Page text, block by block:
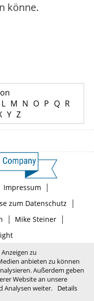
könne.
L M N O P Q R
Y Z
Impressum |
zum Datenschutz |
| Mike Steiner|
zu
anbieten zu können
Außerdem geben
Website an unsere
Analysen weiter.
Details